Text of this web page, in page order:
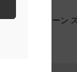
Kaleen カリーン